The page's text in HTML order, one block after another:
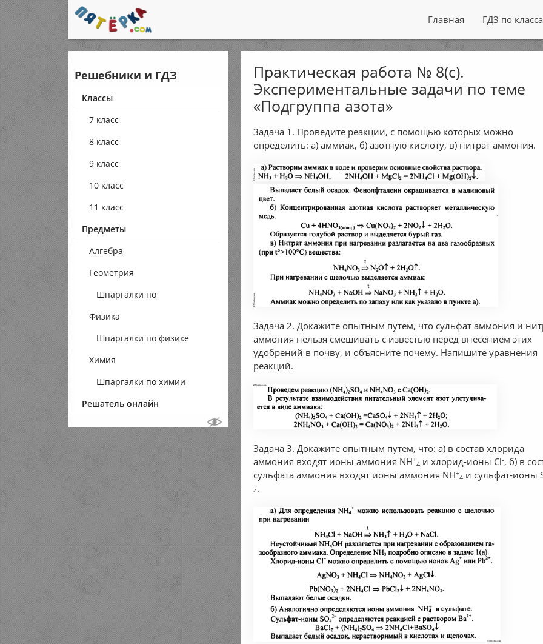
Главная ГДЗ по
Решебники и ГДЗ
Классы
7 класс
8 класс
9 класс
10 класс
11 класс
Предметы
Алгебра
Геометрия
Шпаргалки по
геометрии
Физика
Шпаргалки по физике
Химия
Шпаргалки по химии
Решатель онлайн
Практическая работа № 8(c).
Экспериментальные задачи по теме
«Подгруппа азота»
Задача 1. Проведите реакции, с помощью которых можно
определить: а) аммиак, б) азотную кислоту, в) нитрат аммония.
Задача 2. Докажите опытным путем, что сульфат аммония и
аммония нельзя смешивать с известью перед внесением этих
удобрений в почву, и объясните почему. Напишите уравнения
реакций.
Задача 3. Докажите опытным путем, что: а) в состав хлорида
аммония входят ионы аммония NH+
4 и хлорид-ионы Cl-, б) в
сульфата аммония входят ионы аммония NH+
4 и сульфат-ионы
4.